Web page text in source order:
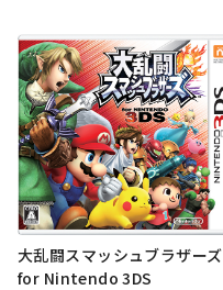
大乱闘スマッシュブラザーズ
for Nintendo 3DS